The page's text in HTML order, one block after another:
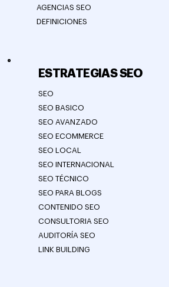
AGENCIAS SEO
DEFINICIONES
ESTRATEGIAS SEO
SEO
SEO BASICO
SEO AVANZADO
SEO ECOMMERCE
SEO LOCAL
SEO INTERNACIONAL
SEO TÉCNICO
SEO PARA BLOGS
CONTENIDO SEO
CONSULTORIA SEO
AUDITORÍA SEO
LINK BUILDING